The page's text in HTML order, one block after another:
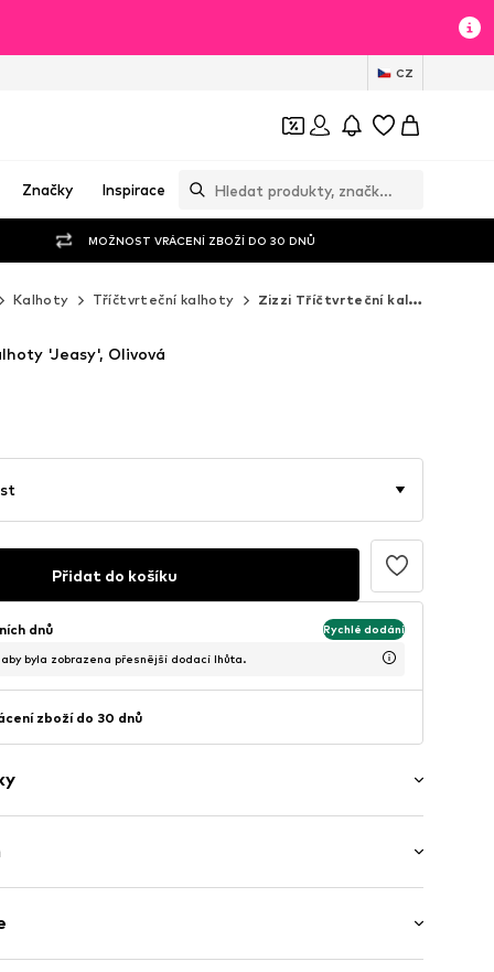
CZ
Značky Inspirace
MOŽNOST VRÁCENÍ ZBOŽÍ DO 30 DNŮ
Kalhoty Tříčtvrteční kalhoty Zizzi Tříčtvrteční kalhoty
'Jeasy', Olivová
Přidat do košíku
dnů Rychlé dodání
byla zobrazena přesnější dodací lhůta.
zboží do 30 dnů
šňůrkou
pas